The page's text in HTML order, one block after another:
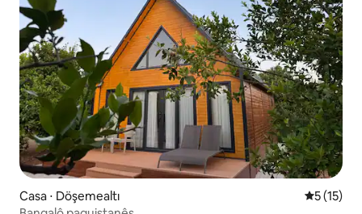
Casa ⋅ Döşemealtı 5 de uma
5 (15)